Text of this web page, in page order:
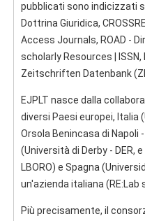
pubblicati sono indicizzati
Dottrina Giuridica,
Access Journals, ROAD -
scholarly Resources | ISSN,
Zeitschriften Datenbank
EJPLT nasce dalla
diversi Paesi europei, Italia
Orsola Benincasa di Napoli
(Università di Derby - DER,
LBORO) e Spagna
un'azienda italiana (RE:Lab
Più precisamente, il